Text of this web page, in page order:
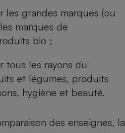
les grandes marques (ou
marques de
bio ;
tous les rayons du
et légumes, produits
hygiène et beauté.
des enseignes, la